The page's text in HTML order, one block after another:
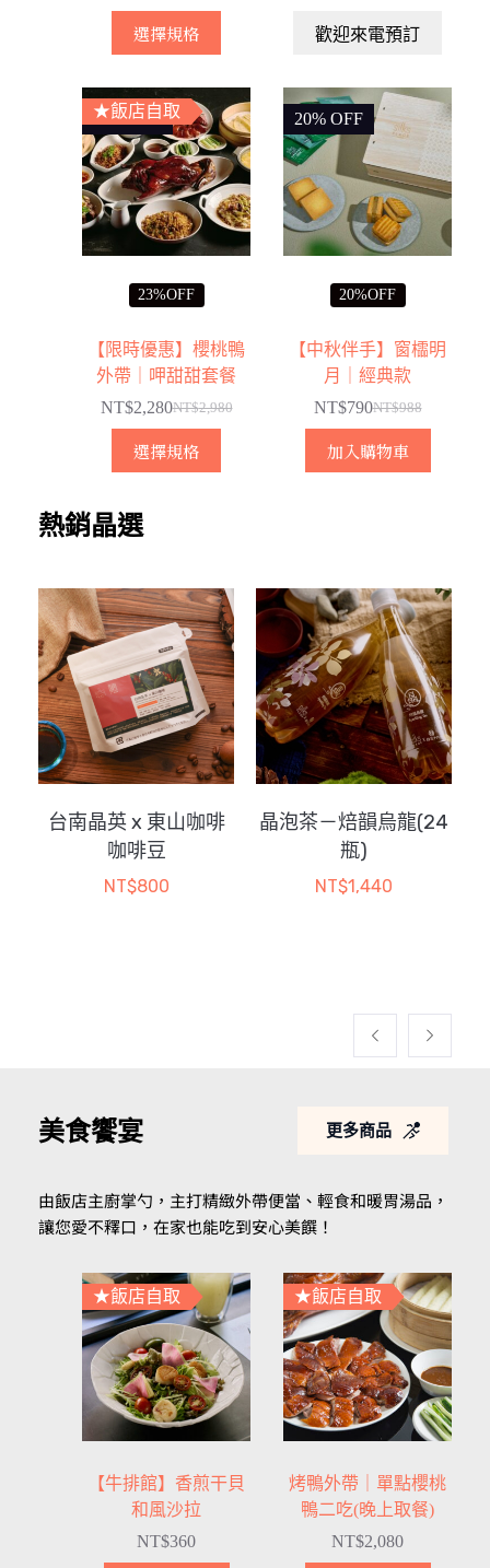
選擇規格 歡迎來電預訂
★飯店自取
23% OFF
23%OFF
【限時優惠】櫻桃鴨
外帶｜呷甜甜套餐
NT$2,980
始
價
NT$2,280
前
價
選擇規格
此
產
款
式。
可
在
產
品
頁
面
選
擇
選
項
20% OFF
20%OFF
【中秋伴手】窗櫺明
月｜經典款
NT$988
始
價
NT$790
前
價
加入購物車
熱銷晶選
台南晶英 x 東山咖啡
咖啡豆
800
晶泡茶－焙韻烏龍(24
1,440
美食饗宴 更多商品
由飯店主廚掌勺，主打精緻外帶便當、輕食和暖胃湯品，
讓您愛不釋口，在家也能吃到安心美饌！
★飯店自取
【牛排館】香煎干貝
和風沙拉
NT$360
★飯店自取
烤鴨外帶｜單點櫻桃
鴨二吃(晚上取餐)
NT$2,080